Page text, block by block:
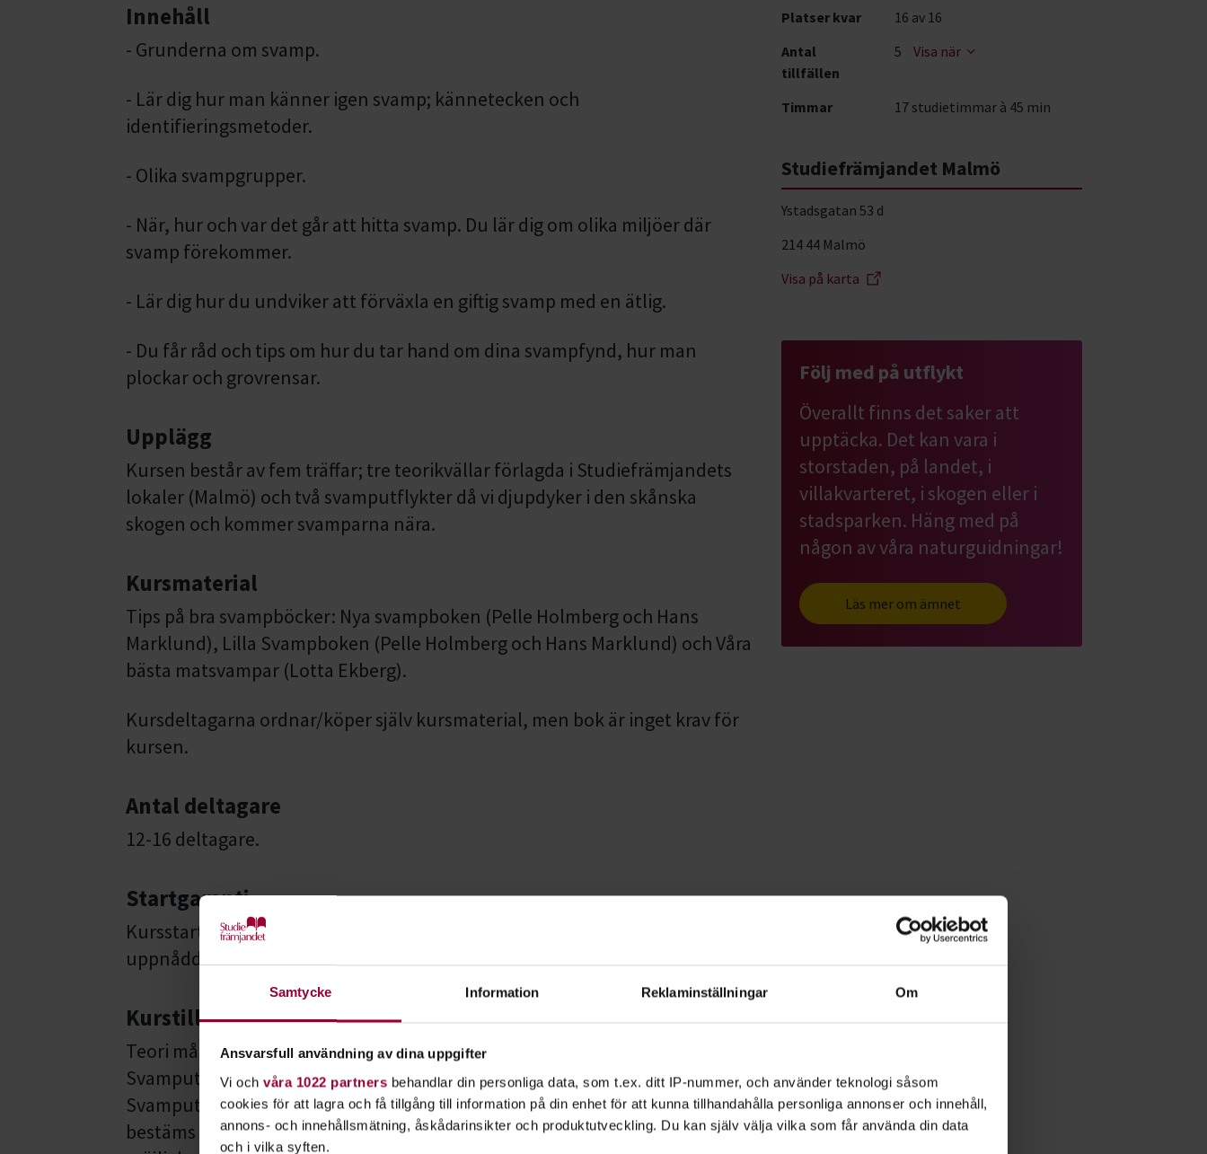
Samtycke Information Reklaminställningar Om
Ansvarsfull användning av dina uppgifter
Vi och våra 1022 partners behandlar din personliga data, som t.ex. ditt IP-nummer, och använder teknologi såsom
cookies för att lagra och få tillgång till information på din enhet för att kunna tillhandahålla personliga annonser och innehåll,
annons- och innehållsmätning, åskådarinsikter och produktutveckling. Du kan själv välja vilka som får använda din data
och i vilka syften.
Innehåll
- Grunderna om svamp.
- Lär dig hur man känner igen svamp; kännetecken och
identifieringsmetoder.
- Olika svampgrupper.
- När, hur och var det går att hitta svamp. Du lär dig om olika miljöer där
svamp förekommer.
- Lär dig hur du undviker att förväxla en giftig svamp med en ätlig.
- Du får råd och tips om hur du tar hand om dina svampfynd, hur man
plockar och grovrensar.
Upplägg
Kursen består av fem träffar; tre teorikvällar förlagda i Studiefrämjandets
lokaler (Malmö) och två svamputflykter då vi djupdyker i den skånska
skogen och kommer svamparna nära.
Kursmaterial
Tips på bra svampböcker: Nya svampboken (Pelle Holmberg och Hans
Marklund), Lilla Svampboken (Pelle Holmberg och Hans Marklund) och Våra
bästa matsvampar (Lotta Ekberg).
Kursdeltagarna ordnar/köper själv kursmaterial, men bok är inget krav för
kursen.
Antal deltagare
12-16 deltagare.
Startgaranti
Kursstart garanteras när lägsta nivå av antal deltagare för kursen är
uppnådd.
Kurstillfällen
Teori måndag 21/9, 28/9 och 5/10 klockan 18.00-20.15.
Svamputflykt/exkursion lördag 26/9 och 17/10 kl. 10.00-13.00.
Svamputflykterna kommer vara i Skåne, mer information kommer. Plats
bestäms utifrån mängden svamp samt deltagarnas tillgång till bil och
Platser kvar
16 av 16
Antal
tillfällen
5 Visa när
Timmar 17 studietimmar à 45 min
Studiefrämjandet Malmö
Ystadsgatan 53 d
214 44 Malmö
Visa på karta
Följ med på utflykt
Överallt finns det saker att
upptäcka. Det kan vara i
storstaden, på landet, i
villakvarteret, i skogen eller i
stadsparken. Häng med på
någon av våra naturguidningar!
Läs mer om ämnet